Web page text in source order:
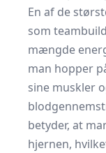
En af de
som
mængde
man hopper
sine muskler
betyder, at
hjernen,